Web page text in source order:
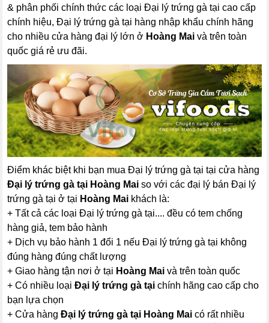
& phân phối chính thức các loại Đại lý trứng gà tại cao cấp
chính hiệu, Đại lý trứng gà tại hàng nhập khẩu chính hãng
cho nhiều cửa hàng đại lý lớn ở Hoàng Mai và trên toàn
quốc giá rẻ ưu đãi.
Điểm khác biệt khi bạn mua Đại lý trứng gà tại tại cửa hàng
Đại lý trứng gà tại Hoàng Mai so với các đại lý bán Đại lý
trứng gà tại ở tại Hoàng Mai khách là:
+ Tất cả các loại Đại lý trứng gà tại.... đều có tem chống
hàng giả, tem bảo hành
+ Dịch vụ bảo hành 1 đổi 1 nếu Đại lý trứng gà tại không
đúng hàng đúng chất lượng
+ Giao hàng tận nơi ở tại Hoàng Mai và trên toàn quốc
+ Có nhiều loạiĐại lý trứng gà tại chính hãng cao cấp cho
bạn lựa chọn
+ Cửa hàngĐại lý trứng gà tại Hoàng Mai có rất nhiều